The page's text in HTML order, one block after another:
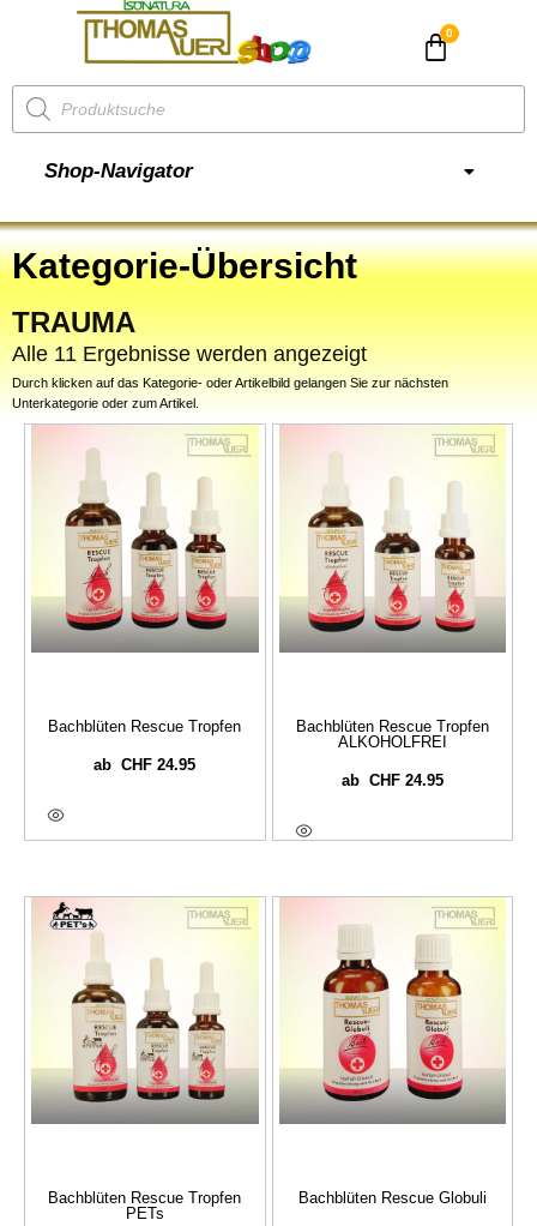
Shop-Navigator
Kategorie-Übersicht
TRAUMA
Alle 11 Ergebnisse werden angezeigt
Durch klicken auf das Kategorie- oder Artikelbild gelangen Sie zur nächsten
Unterkategorie oder zum Artikel.
Bachblüten Rescue Tropfen
abCHF 24.95
Bachblüten Rescue Tropfen
ALKOHOLFREI
ab CHF24.95
Bachblüten Rescue Tropfen
PETs
Bachblüten Rescue Globuli